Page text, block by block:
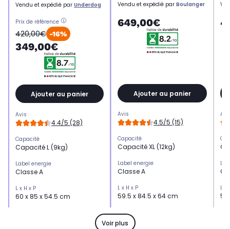
Vendu et expédié par Underdog
Prix de référence
420,00€ -16%
349,00€
Ajouter au panier
Avis
4.4/5 (28)
Capacité
Capacité L (9kg)
Label energie
Classe A
L x H x P
60 x 85 x 54.5 cm
Vendu et expédié par Boulanger
649,00€
Ajouter au panier
Avis
4.5/5 (15)
Capacité
Capacité XL (12kg)
Label energie
Classe A
L x H x P
59.5 x 84.5 x 64 cm
Essorage
Essorage élevé (1400 trs)
L x
Voir plus